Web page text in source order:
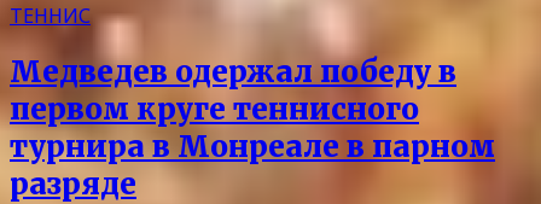
ТЕННИС
Медведев одержал победу в
первом круге теннисного
турнира в Монреале в парном
разряде